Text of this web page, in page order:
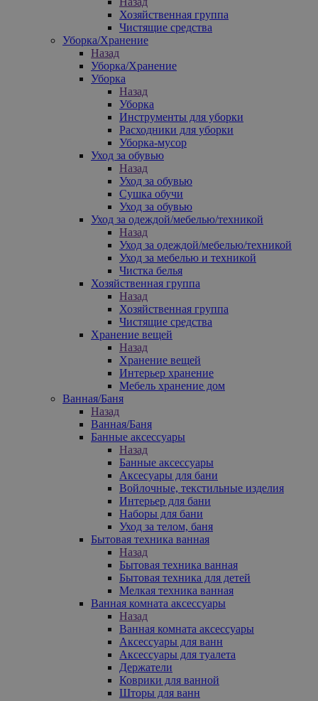
Хозяйственная группа
Чистящие средства
Уборка/Хранение
Назад
Уборка/Хранение
Уборка
Назад
Уборка
Инструменты для уборки
Расходники для уборки
Уборка-мусор
Уход за обувью
Назад
Уход за обувью
Сушка обучи
Уход за обувью
Уход за одеждой/мебелью/техникой
Назад
Уход за одеждой/мебелью/техникой
Уход за мебелью и техникой
Чистка белья
Хозяйственная группа
Назад
Хозяйственная группа
Чистящие средства
Хранение вещей
Назад
Хранение вещей
Интерьер хранение
Мебель хранение дом
Ванная/Баня
Назад
Ванная/Баня
Банные аксессуары
Назад
Банные аксессуары
Аксесуары для бани
Войлочные, текстильные изделия
Интерьер для бани
Наборы для бани
Уход за телом, баня
Бытовая техника ванная
Назад
Бытовая техника ванная
Бытовая техника для детей
Мелкая техника ванная
Ванная комната аксессуары
Назад
Ванная комната аксессуары
Аксессуары для ванн
Аксессуары для туалета
Держатели
Коврики для ванной
Шторы для ванн